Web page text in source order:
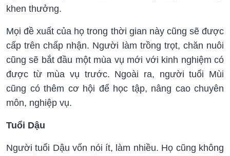
khen thưởng.
Mọi đề xuất của họ trong thời gian này cũng sẽ được
cấp trên chấp nhận. Người làm trồng trọt, chăn nuôi
cũng sẽ bắt đầu một mùa vụ mới với kinh nghiệm có
được từ mùa vụ trước. Ngoài ra, người tuổi Mùi
cũng có thêm cơ hội để học tập, nâng cao chuyên
môn, nghiệp vụ.
Tuổi Dậu
Người tuổi Dậu vốn nói ít, làm nhiều. Họ cũng không